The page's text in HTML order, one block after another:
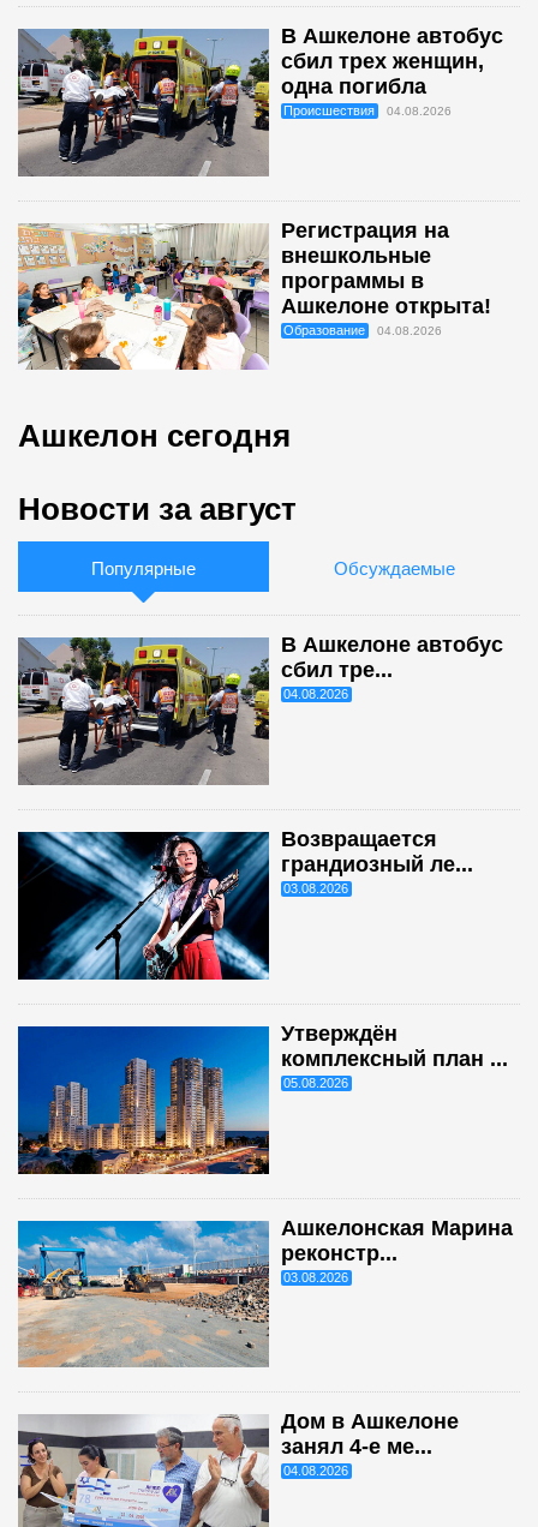
В Ашкелоне автобус
сбил трех женщин,
одна погибла
Происшествия 04.08.2026
Регистрация на
внешкольные
программы в
Ашкелоне открыта!
Образование 04.08.2026
Ашкелон сегодня
Новости за август
Популярные Обсуждаемые
В Ашкелоне автобус
сбил тре...
04.08.2026
Возвращается
грандиозный ле...
03.08.2026
Утверждён
комплексный план ...
05.08.2026
Ашкелонская Марина
реконстр...
03.08.2026
Дом в Ашкелоне
занял 4-е ме...
04.08.2026